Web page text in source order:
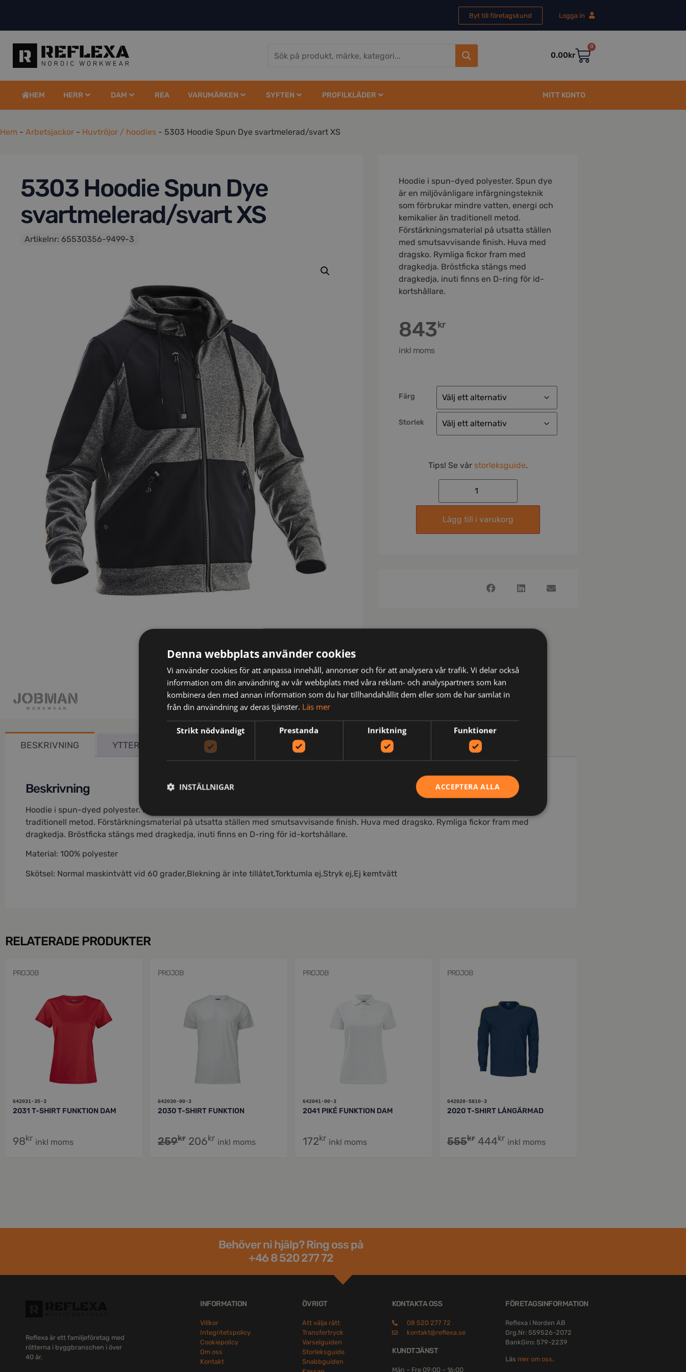
Byt till företagskund Logga in
0.00kr
0
HEM HERR DAM REA VARUMÄRKEN SYFTEN PROFILKLÄDER MITT KONTO
Hem - Arbetsjackor - Huvtröjor / hoodies - 5303 Hoodie Spun Dye svartmelerad/svart XS
5303 Hoodie Spun Dye
svartmelerad/svart XS
Artikelnr: 65530356-9499-3
Hoodie i spun-dyed polyester. Spun dye
är en miljövänligare infärgningsteknik
som förbrukar mindre vatten, energi och
kemikalier än traditionell metod.
Förstärkningsmaterial på utsatta ställen
med smutsavvisande finish. Huva med
dragsko. Rymliga fickor fram med
dragkedja. Bröstficka stängs med
dragkedja, inuti finns en D-ring för id-
kortshållare.
843kr
inkl moms
Färg
Storlek
Tips! Se vår storleksguide.
Lägg till i varukorg
BESKRIVNING YTTERLIGARE INFORMATION
Beskrivning
Hoodie i spun-dyed polyester. Spun dye är en miljövänligare infärgningsteknik som förbrukar mindre vatten, energi och kemikalier än
traditionell metod. Förstärkningsmaterial på utsatta ställen med smutsavvisande finish. Huva med dragsko. Rymliga fickor fram med
dragkedja. Bröstficka stängs med dragkedja, inuti finns en D-ring för id-kortshållare.
Material: 100% polyester
Skötsel: Normal maskintvätt vid 60 grader,Blekning är inte tillåtet,Torktumla ej,Stryk ej,Ej kemtvätt
RELATERADE PRODUKTER
PROJOB
642031-35-3
2031 T-SHIRT FUNKTION DAM
98kr inkl moms
PROJOB
642030-00-3
2030 T-SHIRT FUNKTION
259kr 206kr inkl moms
PROJOB
642041-00-3
2041 PIKÉ FUNKTION DAM
172kr inkl moms
PROJOB
642020-5810-3
2020 T-SHIRT LÅNGÄRMAD
555kr 444kr inkl moms
Behöver ni hjälp? Ring oss på
+46 8 520 277 72
Reflexa är ett familjeföretag med
rötterna i byggbranschen i över
40 år.
INFORMATION
Villkor
Integritetspolicy
Cookiepolicy
Om oss
Kontakt
ÖVRIGT
Att välja rätt
Transfertryck
Varselguiden
Storleksguide
Snabbguiden
KONTAKTA OSS
08 520 277 72
kontakt@reflexa.se
KUNDTJÄNST
Mån – Fre 09:00 – 16:00
FÖRETAGSINFORMATION
Reflexa i Norden AB
Org.Nr: 559526-2072
BankGiro: 579-2239
Läs mer om oss.
Denna webbplats använder cookies
Vi använder cookies för att anpassa innehåll, annonser och för att analysera vår trafik. Vi delar också
information om din användning av vår webbplats med våra reklam- och analyspartners som kan
kombinera den med annan information som du har tillhandahållit dem eller som de har samlat in
från din användning av deras tjänster. Läs mer
Strikt nödvändigt Prestanda Inriktning Funktioner
ACCEPTERA ALLA
INSTÄLLNIGAR